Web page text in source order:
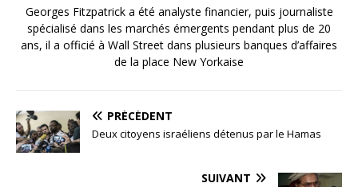
Georges Fitzpatrick a été analyste financier, puis journaliste
spécialisé dans les marchés émergents pendant plus de 20
ans, il a officié à Wall Street dans plusieurs banques d’affaires
de la place New Yorkaise
PRÉCÉDENT
Deux citoyens israéliens détenus par le Hamas
SUIVANT